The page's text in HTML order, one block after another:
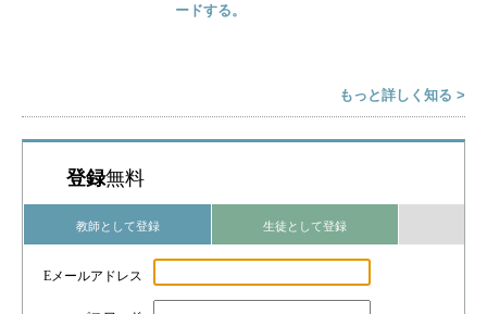
ードする。
もっと詳しく知る >
登録無料
教師として登録 生徒として登録
Eメールアドレス